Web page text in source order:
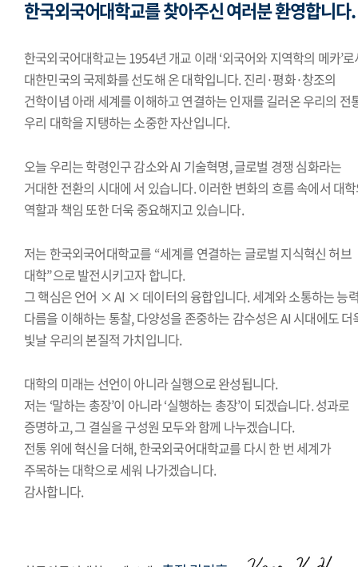
한국외국어대학교를 찾아주신 여러분 환영합니다.
한국외국어대학교는 1954년 개교 이래 ‘외국어와 지역학의 메카’로
대한민국의 국제화를 선도해 온 대학입니다. 진리·평화·창조의
건학이념 아래 세계를 이해하고 연결하는 인재를 길러온 우리의 전
우리 대학을 지탱하는 소중한 자산입니다.
오늘 우리는 학령인구 감소와 AI 기술혁명, 글로벌 경쟁 심화라는
거대한 전환의 시대에 서 있습니다. 이러한 변화의 흐름 속에서 대
역할과 책임 또한 더욱 중요해지고 있습니다.
저는 한국외국어대학교를 “세계를 연결하는 글로벌 지식혁신 허브
대학”으로 발전시키고자 합니다.
그 핵심은 언어 × AI × 데이터의 융합입니다. 세계와 소통하는 능
다름을 이해하는 통찰, 다양성을 존중하는 감수성은 AI 시대에도 더
빛날 우리의 본질적 가치입니다.
대학의 미래는 선언이 아니라 실행으로 완성됩니다.
저는 ‘말하는 총장’이 아니라 ‘실행하는 총장’이 되겠습니다. 성과로
증명하고, 그 결실을 구성원 모두와 함께 나누겠습니다.
전통 위에 혁신을 더해, 한국외국어대학교를 다시 한 번 세계가
주목하는 대학으로 세워 나가겠습니다.
감사합니다.